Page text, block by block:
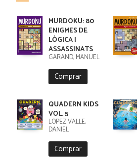
MURDOKU: 80
ENIGMES DE
LÒGICA I
ASSASSINATS
GARAND, MANUEL
Comprar
QUADERN KIDS
VOL. 5
LÓPEZ VALLE,
DANIEL
Comprar